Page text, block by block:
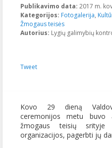
Publikavimo data: 2017 m.
Kategorijos: Fotogalerija,
Žmogaus teisės
Autorius: Lygių galimybių
Tweet
Kovo 29 dieną
ceremonijos metu buvo
žmogaus teisių srityje
organizacijos, pagerbti jų